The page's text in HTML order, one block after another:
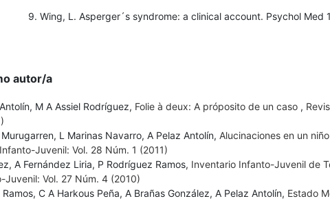
9. Wing, L. Asperger´s syndrome: a clinical account. Psychol Med
autor/a
M A Assiel Rodríguez, Folie à deux: A próposito de un caso ,
L Marinas Navarro, A Pelaz Antolín, Alucinaciones en un
Juvenil: Vol. 28 Núm. 1 (2011)
A Fernández Liria, P Rodríguez Ramos, Inventario Infanto-Juvenil de
Vol. 27 Núm. 4 (2010)
C A Harkous Peña, A Brañas González, A Pelaz Antolín, Estado